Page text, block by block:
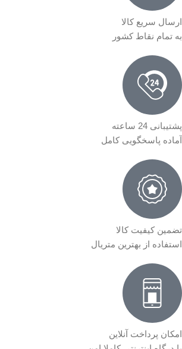
ارسال سریع کالا
به تمام نقاط کشور
پشتیبانی 24 ساعته
آماده پاسخگویی کامل
تضمین کیفیت کالا
استفاده از بهترین متریال
امکان پرداخت آنلاین